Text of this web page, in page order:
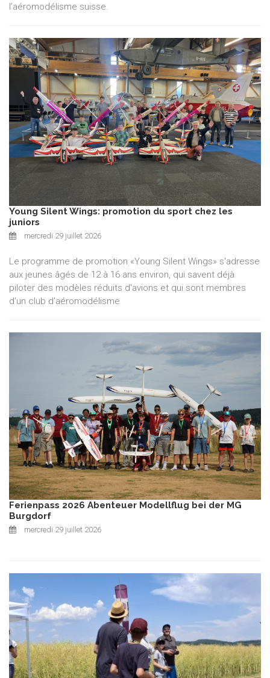
l’aéromodélisme suisse.
Young Silent Wings: promotion du sport chez les
juniors
mercredi 29 juillet 2026
Le programme de promotion «Young Silent Wings» s'adresse
aux jeunes âgés de 12 à 16 ans environ, qui savent déjà
piloter des modèles réduits d'avions et qui sont membres
d'un club d'aéromodélisme
Ferienpass 2026 Abenteuer Modellflug bei der MG
Burgdorf
mercredi 29 juillet 2026